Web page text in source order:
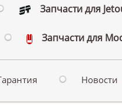
Запчасти для
Запчасти для
Новости